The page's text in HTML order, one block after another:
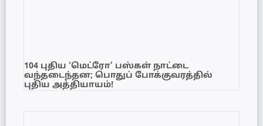
104 புதிய ‘மெட்ரோ’ பஸ்கள் நாட்டை
வந்தடைந்தன; பொதுப் போக்குவரத்தில்
புதிய அத்தியாயம்!